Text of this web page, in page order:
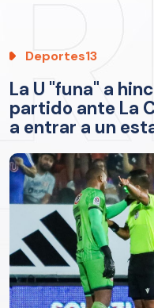
Deportes13
La U "funa" a
partido ante La
a entrar a un